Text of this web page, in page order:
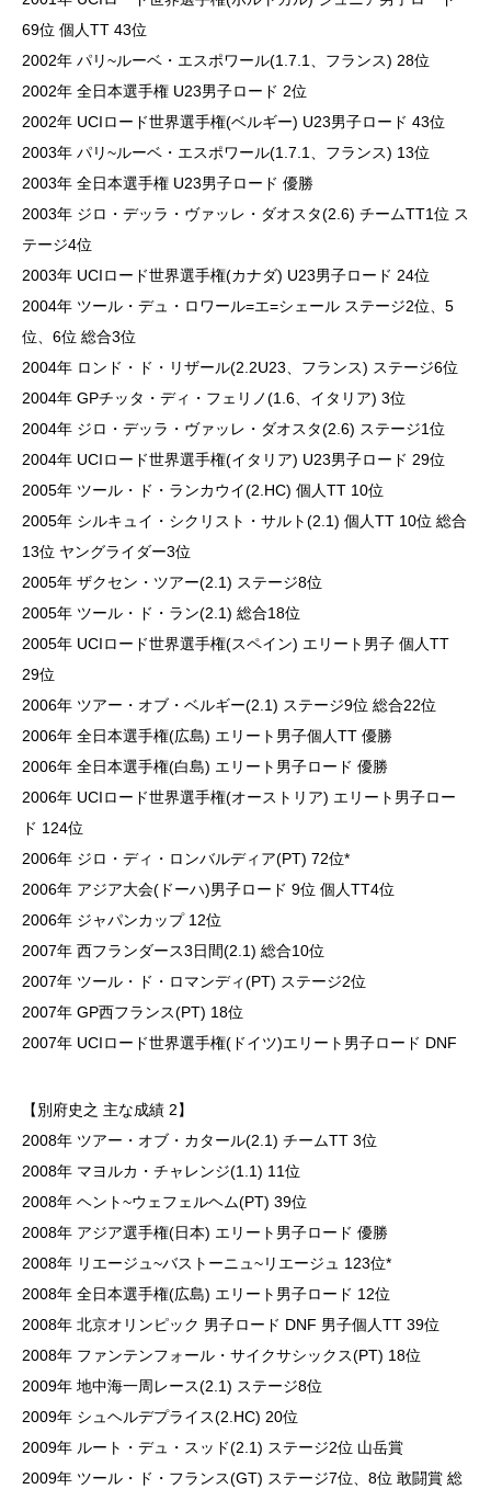
69位 個人TT 43位
2002年 パリ~ルーベ・エスポワール(1.7.1、フランス) 28位
2002年 全日本選手権 U23男子ロード 2位
2002年 UCIロード世界選手権(ベルギー) U23男子ロード 43位
2003年 パリ~ルーベ・エスポワール(1.7.1、フランス) 13位
2003年 全日本選手権 U23男子ロード 優勝
2003年 ジロ・デッラ・ヴァッレ・ダオスタ(2.6) チームTT1位 ス
テージ4位
2003年 UCIロード世界選手権(カナダ) U23男子ロード 24位
2004年 ツール・デュ・ロワール=エ=シェール ステージ2位、5
位、6位 総合3位
2004年 ロンド・ド・リザール(2.2U23、フランス) ステージ6位
2004年 GPチッタ・ディ・フェリノ(1.6、イタリア) 3位
2004年 ジロ・デッラ・ヴァッレ・ダオスタ(2.6) ステージ1位
2004年 UCIロード世界選手権(イタリア) U23男子ロード 29位
2005年 ツール・ド・ランカウイ(2.HC) 個人TT 10位
2005年 シルキュイ・シクリスト・サルト(2.1) 個人TT 10位 総合
13位 ヤングライダー3位
2005年 ザクセン・ツアー(2.1) ステージ8位
2005年 ツール・ド・ラン(2.1) 総合18位
2005年 UCIロード世界選手権(スペイン) エリート男子 個人TT
29位
2006年 ツアー・オブ・ベルギー(2.1) ステージ9位 総合22位
2006年 全日本選手権(広島) エリート男子個人TT 優勝
2006年 全日本選手権(白島) エリート男子ロード 優勝
2006年 UCIロード世界選手権(オーストリア) エリート男子ロー
ド 124位
2006年 ジロ・ディ・ロンバルディア(PT) 72位*
2006年 アジア大会(ドーハ)男子ロード 9位 個人TT4位
2006年 ジャパンカップ 12位
2007年 西フランダース3日間(2.1) 総合10位
2007年 ツール・ド・ロマンディ(PT) ステージ2位
2007年 GP西フランス(PT) 18位
2007年 UCIロード世界選手権(ドイツ)エリート男子ロード DNF
【別府史之 主な成績 2】
2008年 ツアー・オブ・カタール(2.1) チームTT 3位
2008年 マヨルカ・チャレンジ(1.1) 11位
2008年 ヘント~ウェフェルヘム(PT) 39位
2008年 アジア選手権(日本) エリート男子ロード 優勝
2008年 リエージュ~バストーニュ~リエージュ 123位*
2008年 全日本選手権(広島) エリート男子ロード 12位
2008年 北京オリンピック 男子ロード DNF 男子個人TT 39位
2008年 ファンテンフォール・サイクサシックス(PT) 18位
2009年 地中海一周レース(2.1) ステージ8位
2009年 シュヘルデプライス(2.HC) 20位
2009年 ルート・デュ・スッド(2.1) ステージ2位 山岳賞
2009年 ツール・ド・フランス(GT) ステージ7位、8位 敢闘賞 総